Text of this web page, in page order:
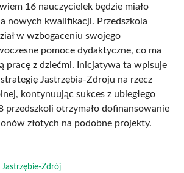
16 nauczycielek będzie miało
nowych kwalifikacji. Przedszkola
w wzbogaceniu swojego
pomoce dydaktyczne, co ma
pracę z dziećmi. Inicjatywa ta wpisuje
Jastrzębia-Zdroju na rzecz
kontynuując sukces z ubiegłego
przedszkoli otrzymało dofinansowanie
złotych na podobne projekty.
Zdrój